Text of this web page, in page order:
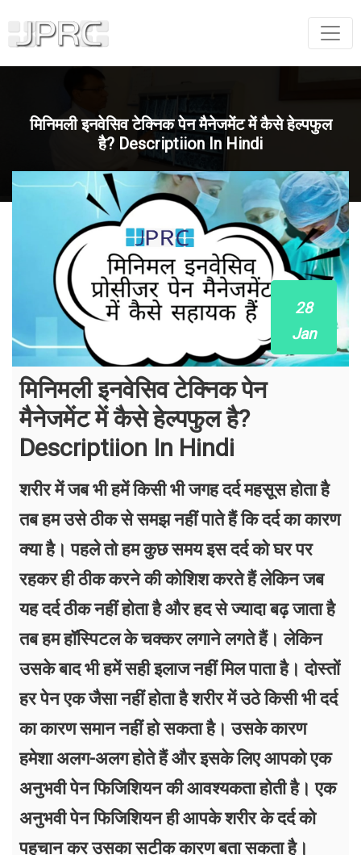
मिनिमली इनवेसिव टेक्निक पेन मैनेजमेंट में कैसे हेल्पफुल
है? Descriptiion In Hindi
28
Jan
मिनिमली इनवेसिव टेक्निक पेन
मैनेजमेंट में कैसे हेल्पफुल है?
Descriptiion In Hindi
शरीर में जब भी हमें किसी भी जगह दर्द महसूस होता है
तब हम उसे ठीक से समझ नहीं पाते हैं कि दर्द का कारण
क्या है। पहले तो हम कुछ समय इस दर्द को घर पर
रहकर ही ठीक करने की कोशिश करते हैं लेकिन जब
यह दर्द ठीक नहीं होता है और हद से ज्यादा बढ़ जाता है
तब हम हॉस्पिटल के चक्कर लगाने लगते हैं। लेकिन
उसके बाद भी हमें सही इलाज नहीं मिल पाता है। दोस्तों
हर पेन एक जैसा नहीं होता है शरीर में उठे किसी भी दर्द
का कारण समान नहीं हो सकता है। उसके कारण
हमेशा अलग-अलग होते हैं और इसके लिए आपको एक
अनुभवी पेन फिजिशियन की आवश्यकता होती है। एक
अनुभवी पेन फिजिशियन ही आपके शरीर के दर्द को
पहचान कर उसका सटीक कारण बता सकता है।